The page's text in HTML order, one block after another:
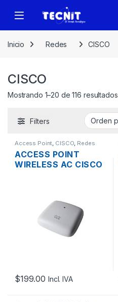
Inicio Redes CISCO
CISCO
Mostrando 1–20 de 116 resultados
Filters
Access Point, CISCO, Redes
ACCESS POINT
WIRELESS AC CISCO
MIMO 2×2 867MBPS
GIGABIT SOPORTA
POE TECHO
$199.00 Incl. IVA